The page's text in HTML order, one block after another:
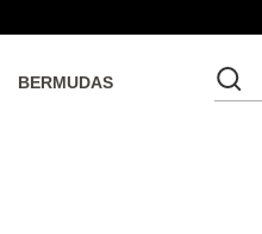
BERMUDAS